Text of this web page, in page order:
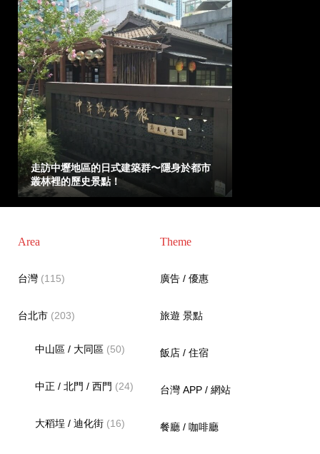
走訪中壢地區的日式建築群〜隱身於都市
叢林裡的歷史景點！
Area
台灣(115)
台北市(203)
中山區 / 大同區 (50)
中正 / 北門 / 西門 (24)
大稻埕 / 迪化街 (16)
Theme
廣告 / 優惠
旅遊 景點
飯店 / 住宿
台灣 APP / 網站
餐廳 / 咖啡廳